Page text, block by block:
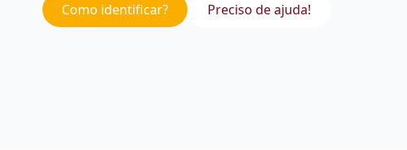
Como identificar? Preciso de ajuda!